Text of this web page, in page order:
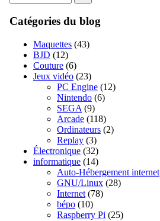
Catégories du blog
Maquettes (43)
BJD (12)
Couture (6)
Jeux vidéo (23)
PC Engine (12)
Nintendo (6)
SEGA (9)
Arcade (118)
Ordinateurs (2)
Replay (3)
Électronique (32)
informatique (14)
Auto-Hébergement internet
GNU/Linux (28)
Internet (78)
bépo (10)
Raspberry Pi (25)